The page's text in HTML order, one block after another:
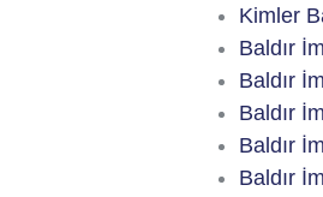
Kimler
Baldır
Baldır
Baldır
Baldır
Baldır